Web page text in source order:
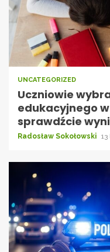
UNCATEGORIZED
Uczniowie
edukacyjnego
sprawdźcie
Radosław Sokołowski